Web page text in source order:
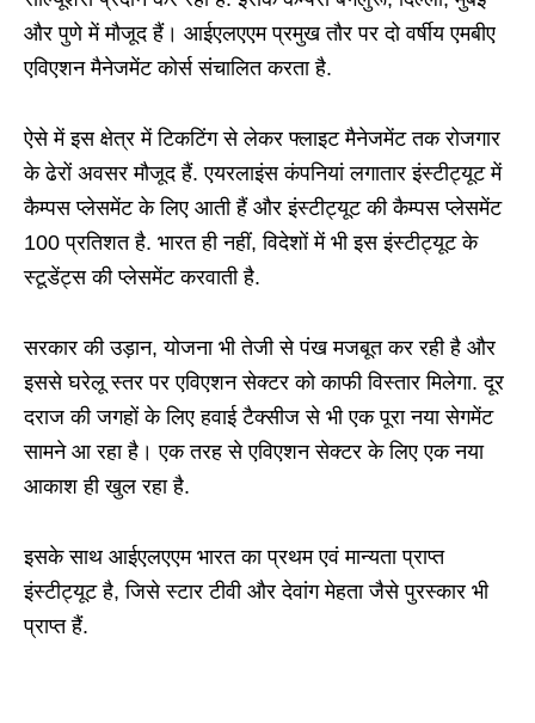
और पुणे में मौजूद हैं। आईएलएएम प्रमुख तौर पर दो वर्षीय एमबीए
एविएशन मैनेजमेंट कोर्स संचालित करता है.
ऐसे में इस क्षेत्र में टिकटिंग से लेकर फ्लाइट मैनेजमेंट तक रोजगार
के ढेरों अवसर मौजूद हैं. एयरलाइंस कंपनियां लगातार इंस्टीट्यूट में
कैम्पस प्लेसमेंट के लिए आती हैं और इंस्टीट्यूट की कैम्पस प्लेसमेंट
100 प्रतिशत है. भारत ही नहीं, विदेशों में भी इस इंस्टीट्यूट के
स्टूडेंट्स की प्लेसमेंट करवाती है.
सरकार की उड़ान, योजना भी तेजी से पंख मजबूत कर रही है और
इससे घरेलू स्तर पर एविएशन सेक्टर को काफी विस्तार मिलेगा. दूर
दराज की जगहों के लिए हवाई टैक्सीज से भी एक पूरा नया सेगमेंट
सामने आ रहा है। एक तरह से एविएशन सेक्टर के लिए एक नया
आकाश ही खुल रहा है.
इसके साथ आईएलएएम भारत का प्रथम एवं मान्यता प्राप्त
इंस्टीट्यूट है, जिसे स्टार टीवी और देवांग मेहता जैसे पुरस्कार भी
प्राप्त हैं.